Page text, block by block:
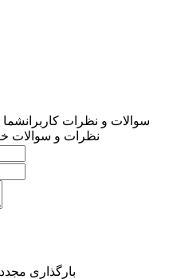
سوالات و نظرات کاربرانشما
نظرات و سوالات
بارگذاری مجدد